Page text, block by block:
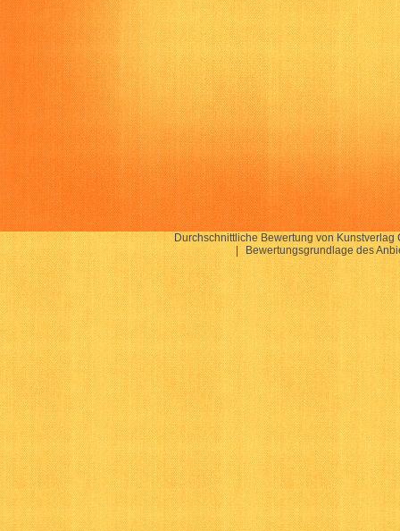
Durchschnittliche Bewertung von Kunstverlag
Bewertungsgrundlage des